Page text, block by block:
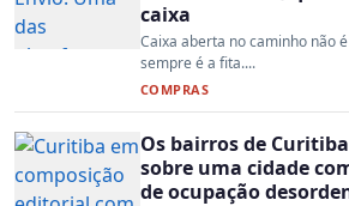
caixa
Caixa aberta no caminho não
sempre é a fita....
COMPRAS
Os bairros de
sobre uma cidade
de ocupação